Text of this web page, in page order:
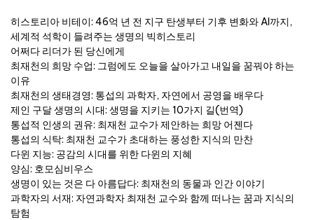
히스토리아 비테이: 46억 년 전 지구 탄생부터 기후 변화와 AI까지,
세계적 석학이 들려주는 생명의 빅히스토리
어쩌다 리더가 된 당신에게
최재천의 희망 수업: 그럼에도 오늘을 살아가고 내일을 꿈꿔야 하는
이유
최재천의 생태경영: 통섭의 과학자, 자연에서 공영을 배우다
제인 구달 생명의 시대: 생명을 지키는 10가지 길(번역)
통섭적 인생의 권유: 최재천 교수가 제안하는 희망 어젠다
통섭의 식탁: 최재천 교수가 초대하는 풍성한 지식의 만찬
다윈 지능: 공감의 시대를 위한 다윈의 지혜
양심: 호모심비우스
생명이 있는 것은 다 아름답다: 최재천의 동물과 인간 이야기
과학자의 서재: 자연과학자 최재천 교수와 함께 떠나는 꿈과 지식의
탐험